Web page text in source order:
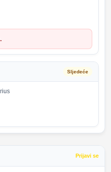
Sljedeće
Prijavi se